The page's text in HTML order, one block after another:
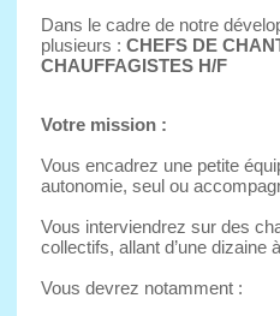
Dans le cadre de notre
plusieurs : CHEFS DE
CHAUFFAGISTES H/F
Votre mission :
Vous encadrez une petite
autonomie, seul ou
Vous interviendrez sur des
collectifs, allant d’une dizaine
Vous devrez notamment :